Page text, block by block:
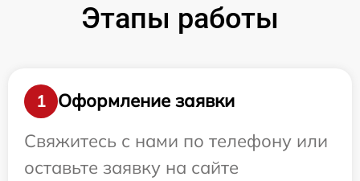
Этапы работы
1
Оформление заявки
Свяжитесь с нами по телефону или
оставьте заявку на сайте